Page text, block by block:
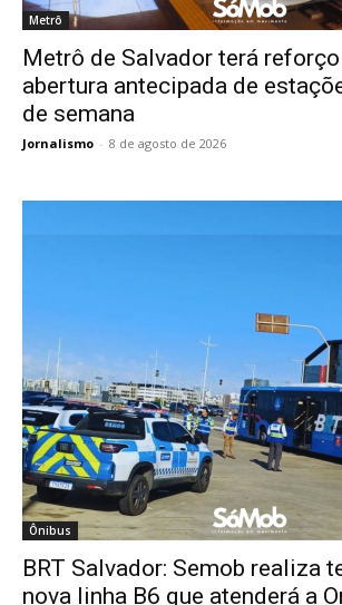
Metrô
Metrô de Salvador terá
abertura antecipada de
de semana
Jornalismo - 8 de agosto de 2026
Ônibus
BRT Salvador: Semob realiza
nova linha B6 que atenderá a